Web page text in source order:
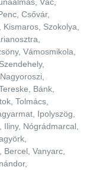
Csővár,
Szokolya,
Vámosmikola,
Bánk,
Tolmács,
Ipolyszög,
Nógrádmarcal,
Vanyarc,